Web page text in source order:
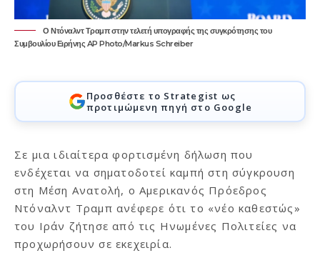
Ο Ντόναλντ Τραμπ στην τελετή υπογραφής της συγκρότησης του
Συμβουλίου Ειρήνης AP Photo/Markus Schreiber
Προσθέστε το Strategist ως
προτιμώμενη πηγή στο Google
Σε μια ιδιαίτερα φορτισμένη δήλωση που
ενδέχεται να σηματοδοτεί καμπή στη σύγκρουση
στη Μέση Ανατολή, ο Αμερικανός Πρόεδρος
Ντόναλντ Τραμπ ανέφερε ότι το «νέο καθεστώς»
του Ιράν ζήτησε από τις Ηνωμένες Πολιτείες να
προχωρήσουν σε εκεχειρία.